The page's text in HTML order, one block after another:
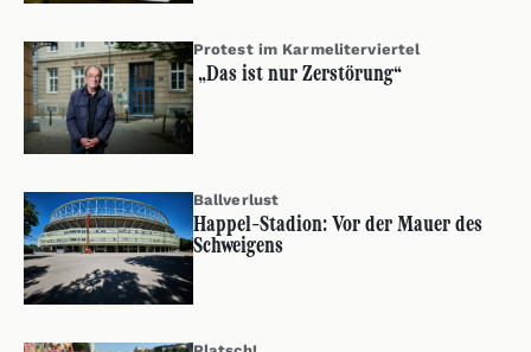
Protest im Karmeliterviertel
„Das ist nur Zerstörung“
Ballverlust
Happel-Stadion: Vor der Mauer des
Schweigens